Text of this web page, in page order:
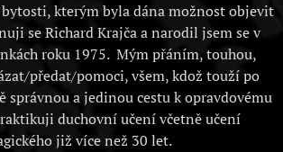
kterým byla dána možnost objevit
se Richard Krajča a narodil jsem se v
roku 1975. Mým přáním, touhou,
předat/pomoci, všem, kdož touží po
správnou a jedinou cestu k opravdovému
duchovní učení včetně učení
již více než 30 let.